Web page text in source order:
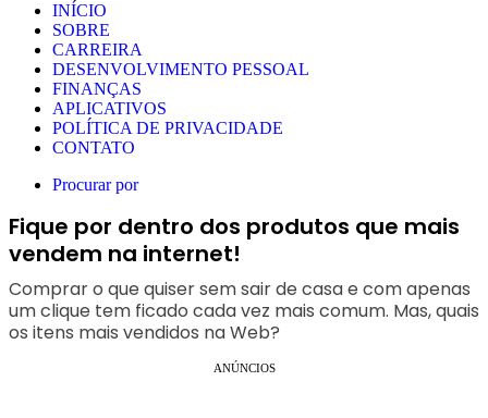
INÍCIO
SOBRE
CARREIRA
DESENVOLVIMENTO PESSOAL
FINANÇAS
APLICATIVOS
POLÍTICA DE PRIVACIDADE
CONTATO
Procurar por
Fique por dentro dos produtos que mais
vendem na internet!
Comprar o que quiser sem sair de casa e com apenas
um clique tem ficado cada vez mais comum. Mas, quais
os itens mais vendidos na Web?
ANÚNCIOS